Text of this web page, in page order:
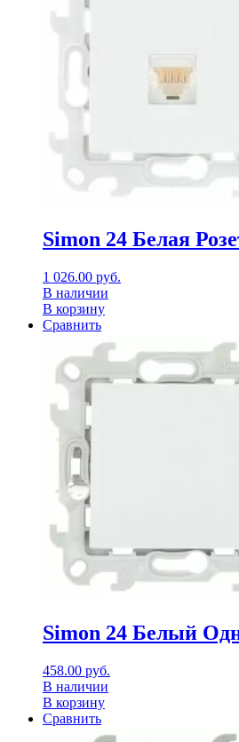
Simon 24 Белая
1 026.00 руб.
В наличии
В корзину
Сравнить
Simon 24 Белый
458.00 руб.
В наличии
В корзину
Сравнить